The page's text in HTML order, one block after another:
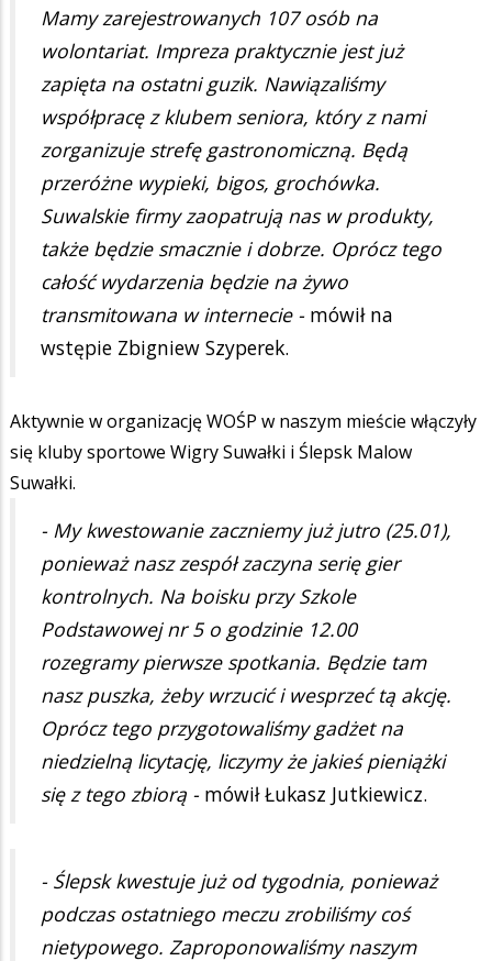
Mamy zarejestrowanych 107 osób na
wolontariat. Impreza praktycznie jest już
zapięta na ostatni guzik. Nawiązaliśmy
współpracę z klubem seniora, który z nami
zorganizuje strefę gastronomiczną. Będą
przeróżne wypieki, bigos, grochówka.
Suwalskie firmy zaopatrują nas w produkty,
także będzie smacznie i dobrze. Oprócz tego
całość wydarzenia będzie na żywo
transmitowana w internecie - mówił na
wstępie Zbigniew Szyperek.
Aktywnie w organizację WOŚP w naszym mieście włączyły
się kluby sportowe Wigry Suwałki i Ślepsk Malow
Suwałki.
- My kwestowanie zaczniemy już jutro (25.01),
ponieważ nasz zespół zaczyna serię gier
kontrolnych. Na boisku przy Szkole
Podstawowej nr 5 o godzinie 12.00
rozegramy pierwsze spotkania. Będzie tam
nasz puszka, żeby wrzucić i wesprzeć tą akcję.
Oprócz tego przygotowaliśmy gadżet na
niedzielną licytację, liczymy że jakieś pieniążki
się z tego zbiorą - mówił Łukasz Jutkiewicz.
- Ślepsk kwestuje już od tygodnia, ponieważ
podczas ostatniego meczu zrobiliśmy coś
nietypowego. Zaproponowaliśmy naszym